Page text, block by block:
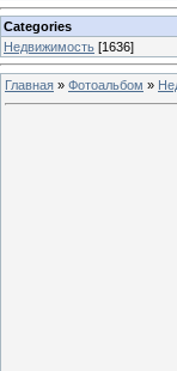
Categories
Недвижимость [1636]
Главная » Фотоальбом »